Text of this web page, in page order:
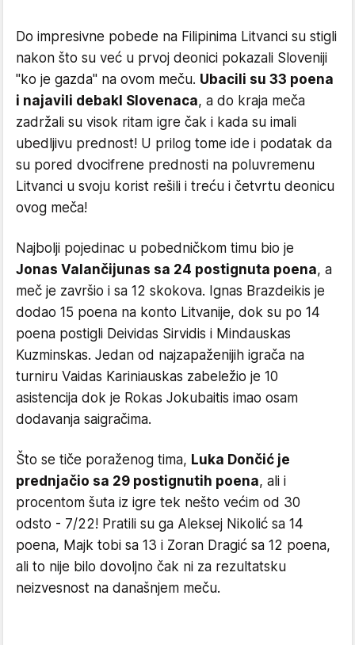
Do impresivne pobede na Filipinima Litvanci su stigli
nakon što su već u prvoj deonici pokazali Sloveniji
"ko je gazda" na ovom meču. Ubacili su 33 poena
i najavili debakl Slovenaca, a do kraja meča
zadržali su visok ritam igre čak i kada su imali
ubedljivu prednost! U prilog tome ide i podatak da
su pored dvocifrene prednosti na poluvremenu
Litvanci u svoju korist rešili i treću i četvrtu deonicu
ovog meča!
Najbolji pojedinac u pobedničkom timu bio je
Jonas Valančijunas sa 24 postignuta poena, a
meč je završio i sa 12 skokova. Ignas Brazdeikis je
dodao 15 poena na konto Litvanije, dok su po 14
poena postigli Deividas Sirvidis i Mindauskas
Kuzminskas. Jedan od najzapaženijih igrača na
turniru Vaidas Kariniauskas zabeležio je 10
asistencija dok je Rokas Jokubaitis imao osam
dodavanja saigračima.
Što se tiče poraženog tima, Luka Dončić je
prednjačio sa 29 postignutih poena, ali i
procentom šuta iz igre tek nešto većim od 30
odsto - 7/22! Pratili su ga Aleksej Nikolić sa 14
poena, Majk tobi sa 13 i Zoran Dragić sa 12 poena,
ali to nije bilo dovoljno čak ni za rezultatsku
neizvesnost na današnjem meču.